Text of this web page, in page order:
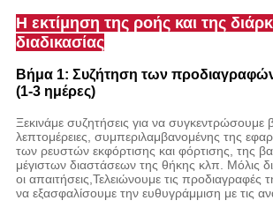
Η εκτίμηση της ροής και της
διαδικασίας
Βήμα 1: Συζήτηση των
(1-3 ημέρες)
Ξεκινάμε συζητήσεις για να συγκεντρώσουμε
λεπτομέρειες, συμπεριλαμβανομένης της
των ρευστών εκφόρτισης και φόρτισης, της
μέγιστων διαστάσεων της θήκης κλπ. Μόλις
οι απαιτήσεις,Τελειώνουμε τις προδιαγραφές
να εξασφαλίσουμε την ευθυγράμμιση με τις